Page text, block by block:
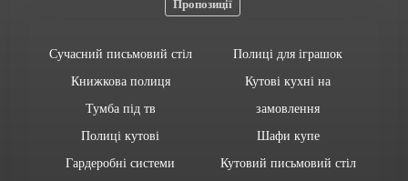
Сучасний письмовий стіл
Книжкова полиця
Тумба під тв
Полиці кутові
Гардеробні системи
Полиці для іграшок
Кутові кухні на
замовлення
Шафи купе
Кутовий письмовий стіл